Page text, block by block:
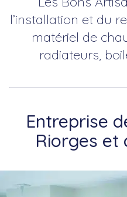
l’installation et du
matériel de
radiateurs,
Entreprise
Riorges et